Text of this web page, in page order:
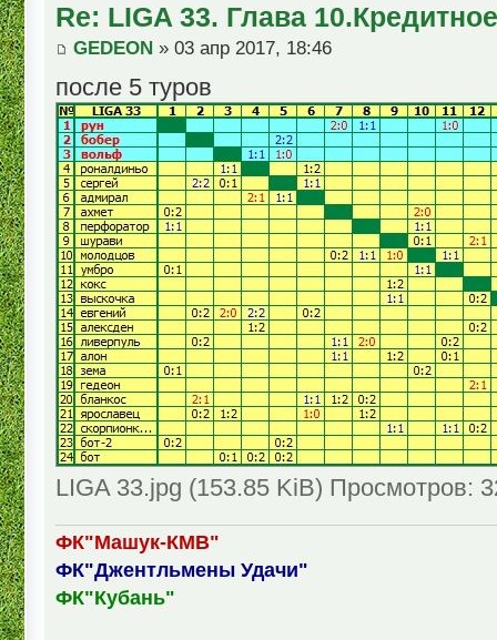
Re: LIGA 33. Глава
GEDEON » 03 апр 2017, 18:46
после 5 туров
LIGA 33.jpg (153.85 KiB) Просмотров:
ФК"Машук-КМВ"
ФК"Джентльмены Удачи"
ФК"Кубань"